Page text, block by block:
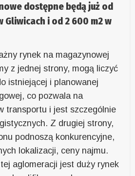
dostępne będą już od
Gliwicach i od 2 600 m2 w
rynek na magazynowej
z jednej strony, mogą liczyć
istniejącej i planowanej
co pozwala na
transportu i jest szczególnie
Z drugiej strony,
podnoszą konkurencyjne,
lokalizacji, ceny najmu.
aglomeracji jest duży rynek